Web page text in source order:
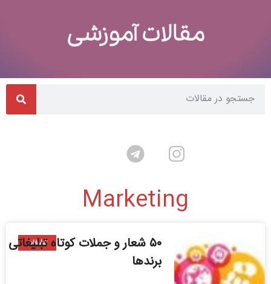
مقالات آموزشی
Marketing
تبلیغات
۵۰ شعار و جملات کوتاه تبلیغاتی
برندها